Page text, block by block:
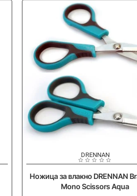
DRENNAN
Ножица за влакно DRENNAN
Mono Scissors Aqua